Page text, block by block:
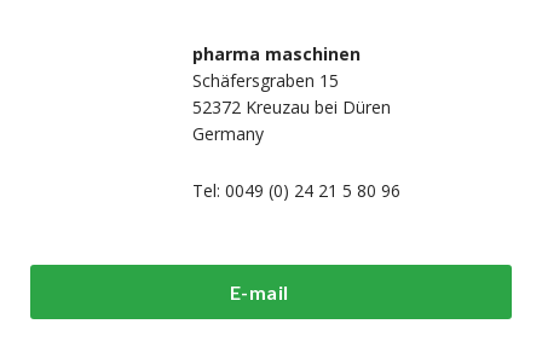
pharma maschinen
Schäfersgraben 15
52372 Kreuzau bei Düren
Germany
Tel: 0049 (0) 24 21 5 80 96
E-mail
Machines de
traitement et de
d'emballage